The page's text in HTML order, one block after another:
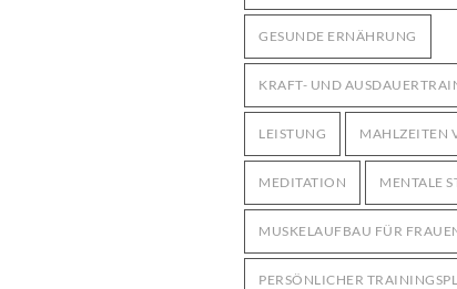
GESUNDE ERNÄHRUNG
KRAFT- UND
LEISTUNG MAHLZEITEN
MEDITATION MENTALE
MUSKELAUFBAU FÜR
PERSÖNLICHER